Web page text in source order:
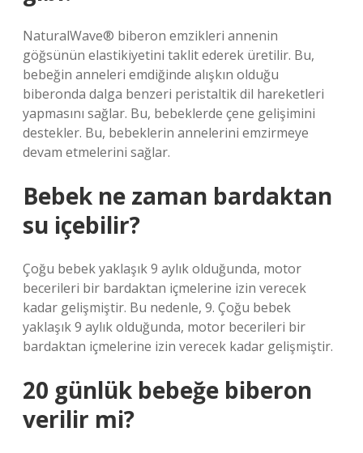
NaturalWave® biberon emzikleri annenin
göğsünün elastikiyetini taklit ederek üretilir. Bu,
bebeğin anneleri emdiğinde alışkın olduğu
biberonda dalga benzeri peristaltik dil hareketleri
yapmasını sağlar. Bu, bebeklerde çene gelişimini
destekler. Bu, bebeklerin annelerini emzirmeye
devam etmelerini sağlar.
Bebek ne zaman bardaktan
su içebilir?
Çoğu bebek yaklaşık 9 aylık olduğunda, motor
becerileri bir bardaktan içmelerine izin verecek
kadar gelişmiştir. Bu nedenle, 9. Çoğu bebek
yaklaşık 9 aylık olduğunda, motor becerileri bir
bardaktan içmelerine izin verecek kadar gelişmiştir.
20 günlük bebeğe biberon
verilir mi?